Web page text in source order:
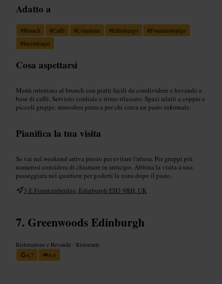
Adatto a
#Brunch #Caffè #Colazione #Edimburgo #Fountainbridge
#Incontraqui
Cosa aspettarsi
Menù orientato al brunch con piatti facili da condividere e bevande a
base di caffè. Servizio cordiale e ritmo rilassato. Spazi adatti a coppie e
piccoli gruppi; atmosfera pratica per chi cerca un pasto informale.
Pianifica la tua visita
Se vai nel weekend arriva presto per evitare l'attesa. Per gruppi più
numerosi considera di chiamare in anticipo. Abbina la visita a una
passeggiata nel quartiere per goderti la zona dopo il pasto.
3 E Fountainbridge, Edinburgh EH3 9BH, UK
Greenwoods Edinburgh
Ristorazione e Bevande • Ristorante
4,7
4,6